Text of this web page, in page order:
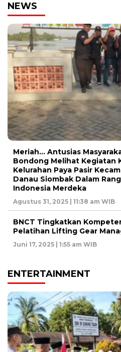
NEWS
Meriah… Antusias
Bondong Melihat Kegiatan
Kelurahan Paya Pasir
Danau Siombak Dalam
Indonesia Merdeka
Agustus 31, 2025 | 11:38 am WIB
BNCT Tingkatkan
Pelatihan Lifting Gear
Juni 17, 2025 | 1:55 am WIB
ENTERTAINMENT